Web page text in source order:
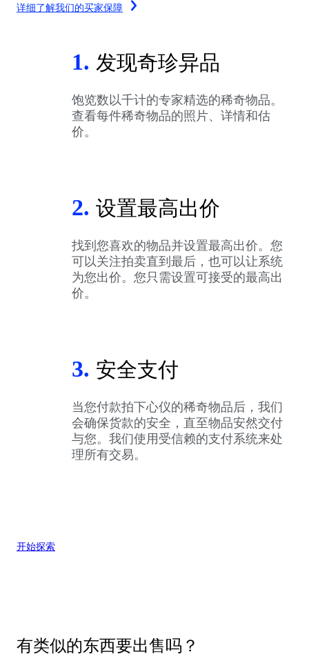
详细了解我们的买家保障
1. 发现奇珍异品
饱览数以千计的专家精选的稀奇物品。
查看每件稀奇物品的照片、详情和估
价。
2. 设置最高出价
找到您喜欢的物品并设置最高出价。您
可以关注拍卖直到最后，也可以让系统
为您出价。您只需设置可接受的最高出
价。
3. 安全支付
当您付款拍下心仪的稀奇物品后，我们
会确保货款的安全，直至物品安然交付
与您。我们使用受信赖的支付系统来处
理所有交易。
开始探索
有类似的东西要出售吗？